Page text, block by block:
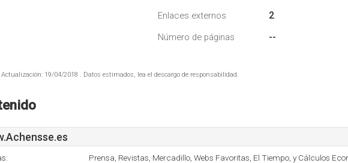
Enlaces externos 2
Número de páginas --
19/04/2018 . Datos estimados, lea el descargo de responsabilidad.
Prensa, Revistas, Mercadillo, Webs Favoritas, El Tiempo, y Cálculos